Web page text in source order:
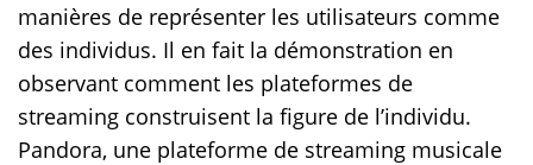
manières de représenter les utilisateurs comme
des individus. Il en fait la démonstration en
observant comment les plateformes de
streaming construisent la figure de l’individu.
Pandora, une plateforme de streaming musicale